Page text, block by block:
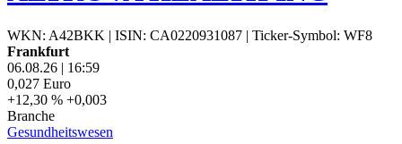
WKN: A42BKK | ISIN: CA0220931087 | Ticker-Symbol: WF8
Frankfurt
06.08.26 | 16:59
0,027 Euro
+12,30 % +0,003
Branche
Gesundheitswesen